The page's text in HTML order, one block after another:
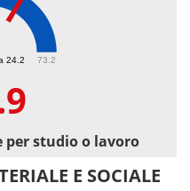
24.2 73.2
studio o lavoro
E SOCIALE